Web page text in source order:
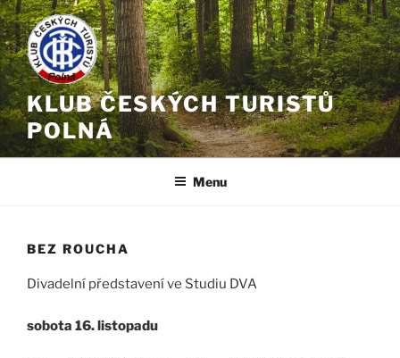
Přejít
k
obsahu
webu
KLUB ČESKÝCH TURISTŮ
POLNÁ
Menu
BEZ ROUCHA
Divadelní představení ve Studiu DVA
sobota 16. listopadu